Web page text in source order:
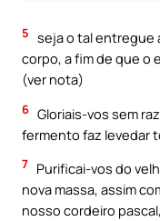
5 seja o tal entregue
corpo, a fim de que o
(ver nota)
6 Gloriais-vos sem
fermento faz levedar
7 Purificai-vos do
nova massa, assim
nosso cordeiro